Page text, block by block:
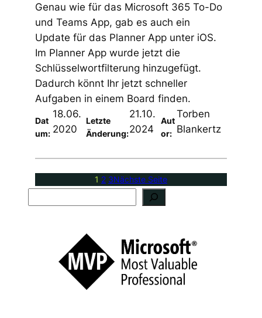
Genau wie für das Microsoft 365 To-Do
und Teams App, gab es auch ein
Update für das Planner App unter iOS.
Im Planner App wurde jetzt die
Schlüsselwortfilterung hinzugefügt.
Dadurch könnt Ihr jetzt schneller
Aufgaben in einem Board finden.
Dat
um:
18.06.
2020
Letzte
Änderung:
21.10.
2024
Aut
or:
Torben
Blankertz
1 2 3Nächste Seite